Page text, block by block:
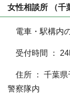
女性相談所 （千
電車・駅構内
受付時間 ： 24
住所 ： 千葉県
警察隊内